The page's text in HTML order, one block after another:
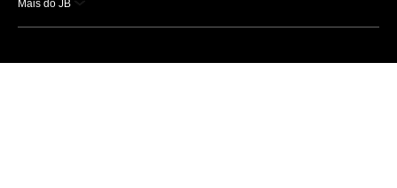
Mais do JB
Esportes